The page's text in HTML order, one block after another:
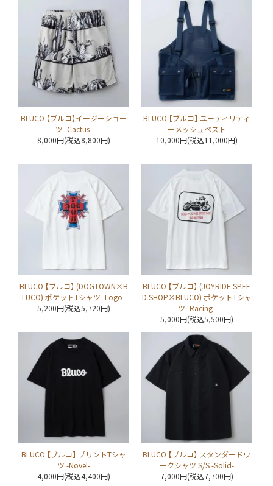
BLUCO 【ブルコ】イージーショー
ツ -Cactus-
8,000円(税込8,800円)
BLUCO 【ブルコ】 ユーティリティ
ーメッシュベスト
10,000円(税込11,000円)
BLUCO 【ブルコ】 (DOGTOWN×B
LUCO) ポケットTシャツ -Logo-
5,200円(税込5,720円)
BLUCO 【ブルコ】 (JOYRIDE SPEE
D SHOP×BLUCO) ポケットTシャ
ツ -Racing-
5,000円(税込5,500円)
BLUCO 【ブルコ】 プリントTシャ
ツ -Novel-
4,000円(税込4,400円)
BLUCO 【ブルコ】 スタンダードワ
ークシャツ S/S -Solid-
7,000円(税込7,700円)